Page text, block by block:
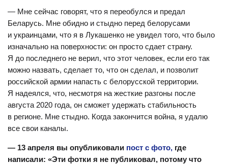
— Мне сейчас говорят, что я переобулся и предал
Беларусь. Мне обидно и стыдно перед белорусами
и украинцами, что я в Лукашенко не увидел того, что было
изначально на поверхности: он просто сдает страну.
Я до последнего не верил, что этот человек, если его так
можно назвать, сделает то, что он сделал, и позволит
российской армии напасть с белорусской территории.
Я надеялся, что, несмотря на жесткие разгоны после
августа 2020 года, он сможет удержать стабильность
в регионе. Мне стыдно. Когда закончится война, я удалю
все свои каналы.
— 13 апреля вы опубликовали пост с фото, где
написали: «Эти фотки я не публиковал, потому что